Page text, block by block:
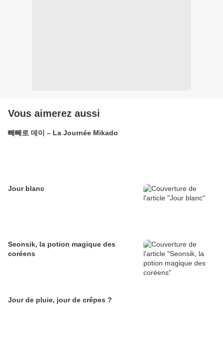
Vous aimerez aussi
빼빼로 데이 – La Journée Mikado
Jour blanc
Seonsik, la potion magique des
coréens
Jour de pluie, jour de crêpes ?